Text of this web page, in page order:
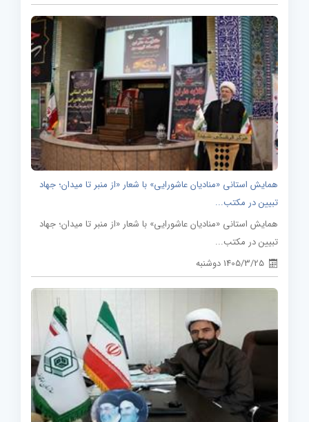
همایش استانی «منادیان عاشورایی» با شعار «از منبر تا میدان؛ جهاد
تبیین در مکتب...
همایش استانی «منادیان عاشورایی» با شعار «از منبر تا میدان؛ جهاد
تبیین در مکتب...
1405/3/25 دوشنبه